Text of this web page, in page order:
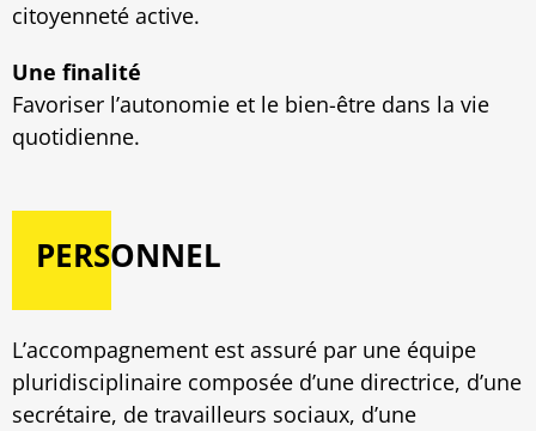
citoyenneté active.
Une finalité
Favoriser l’autonomie et le bien-être dans la vie
quotidienne.
PERSONNEL
L’accompagnement est assuré par une équipe
pluridisciplinaire composée d’une directrice, d’une
secrétaire, de travailleurs sociaux, d’une